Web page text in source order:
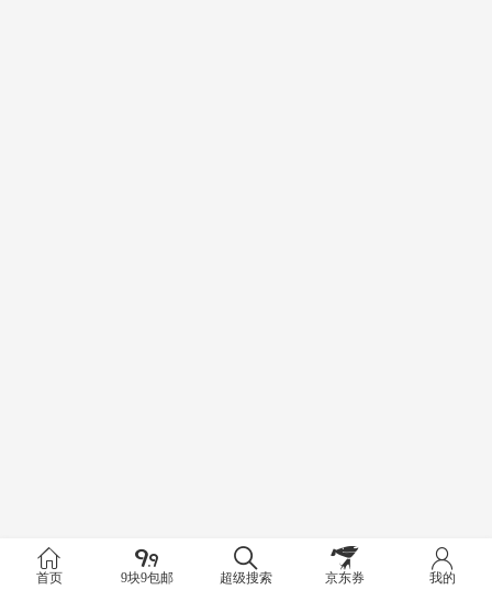
首页 9块9包邮 超级搜索 京东券 我的